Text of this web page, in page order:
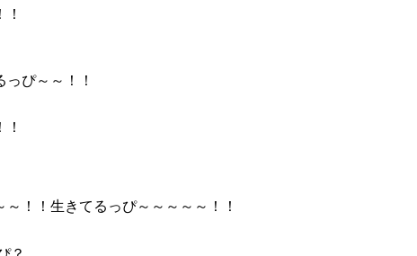
ぴ～～！！
！！生きてるっぴ～～～～～！！